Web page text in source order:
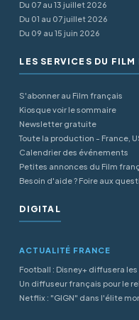
Du 07 au 13 juillet 2026
Du 01 au 07 juillet 2026
Du 09 au 15 juin 2026
LES SERVICES DU FILM
S'abonner au Film français
Kiosque voir le sommaire
Newsletter gratuite
Toute la production - France,
Calendrier des événements
Petites annonces du Film
Besoin d'aide ? Foire aux
DIGITAL
ACTUALITÉ FRANCE
Football : Disney+ diffusera
Un diffuseur français pour le
Netflix : "GIGN" dans l'élite